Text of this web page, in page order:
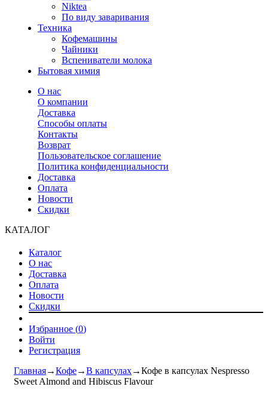
Niktea
По виду заваривания
Техника
Кофемашины
Чайники
Вспениватели молока
Бытовая химия
О нас
О компании
Доставка
Способы оплаты
Контакты
Возврат
Пользовательское соглашение
Политика конфиденциальности
Доставка
Оплата
Новости
Скидки
КАТАЛОГ
Каталог
О нас
Доставка
Оплата
Новости
Скидки
Избранное (0)
Войти
Регистрация
Главная→Кофе→В капсулах→Кофе в капсулах Nespresso
Sweet Almond and Hibiscus Flavour